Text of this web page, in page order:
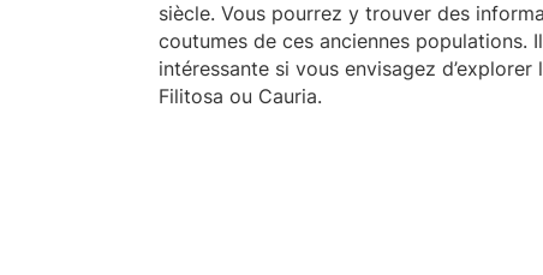
siècle. Vous pourrez y trouver des
coutumes de ces anciennes populations.
intéressante si vous envisagez d’explorer
Filitosa ou Cauria.